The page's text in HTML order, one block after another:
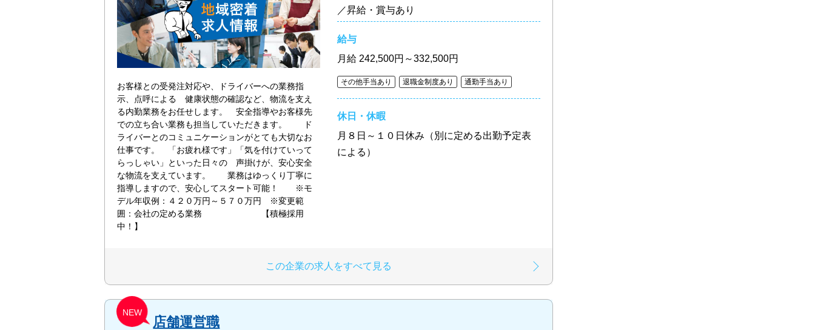
お客様との受発注対応や、ドライバーへの業務指
示、点呼による 健康状態の確認など、物流を支え
る内勤業務をお任せします。 安全指導やお客様先
での立ち合い業務も担当していただきます。 ド
ライバーとのコミュニケーションがとても大切なお
仕事です。 「お疲れ様です」「気を付けていって
らっしゃい」といった日々の 声掛けが、安心安全
な物流を支えています。 業務はゆっくり丁寧に
指導しますので、安心してスタート可能！ ※モ
デル年収例：４２０万円～５７０万円 ※変更範
囲：会社の定める業務 【積極採用
中！】
／昇給・賞与あり
給与
月給 242,500円～332,500円
その他手当あり 退職金制度あり 通勤手当あり
休日・休暇
月８日～１０日休み（別に定める出勤予定表
による）
この企業の求人をすべて見る
NEW
店舗運営職